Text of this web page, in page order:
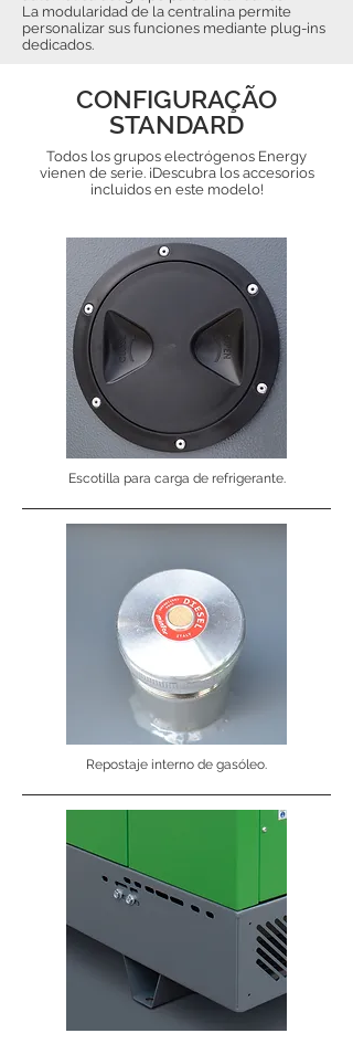
La modularidad de la centralina permite
personalizar sus funciones mediante plug-ins
dedicados.
CONFIGURAÇÃO
STANDARD
Todos los grupos electrógenos Energy
vienen de serie. ¡Descubra los accesorios
incluidos en este modelo!
Escotilla para carga de refrigerante.
Repostaje interno de gasóleo.